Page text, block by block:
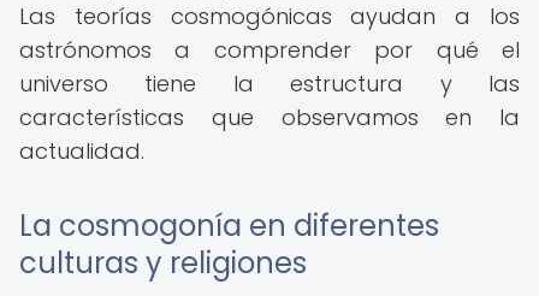
Las teorías cosmogónicas ayudan a los
astrónomos a comprender por qué el
universo tiene la estructura y las
características que observamos en la
actualidad.
La cosmogonía en diferentes
culturas y religiones